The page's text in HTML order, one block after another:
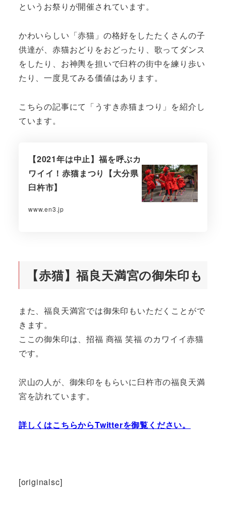
というお祭りが開催されています。
かわいらしい「赤猫」の格好をしたたくさんの子
供達が、赤猫おどりをおどったり、歌ってダンス
をしたり、お神輿を担いで臼杵の街中を練り歩い
たり、一度見てみる価値はあります。
こちらの記事にて「うすき赤猫まつり」を紹介し
ています。
【2021年は中止】福を呼ぶカ
ワイイ！赤猫まつり【大分県
臼杵市】
www.en3.jp
【赤猫】福良天満宮の御朱印も
また、福良天満宮では御朱印もいただくことがで
きます。
ここの御朱印は、招福 商福 笑福 のカワイイ赤猫
です。
沢山の人が、御朱印をもらいに臼杵市の福良天満
宮を訪れています。
詳しくはこちらからTwitterを御覧ください。
[originalsc]